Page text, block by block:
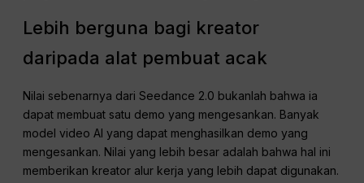
Lebih berguna bagi kreator
daripada alat pembuat acak
Nilai sebenarnya dari Seedance 2.0 bukanlah bahwa ia
dapat membuat satu demo yang mengesankan. Banyak
model video AI yang dapat menghasilkan demo yang
mengesankan. Nilai yang lebih besar adalah bahwa hal ini
memberikan kreator alur kerja yang lebih dapat digunakan.